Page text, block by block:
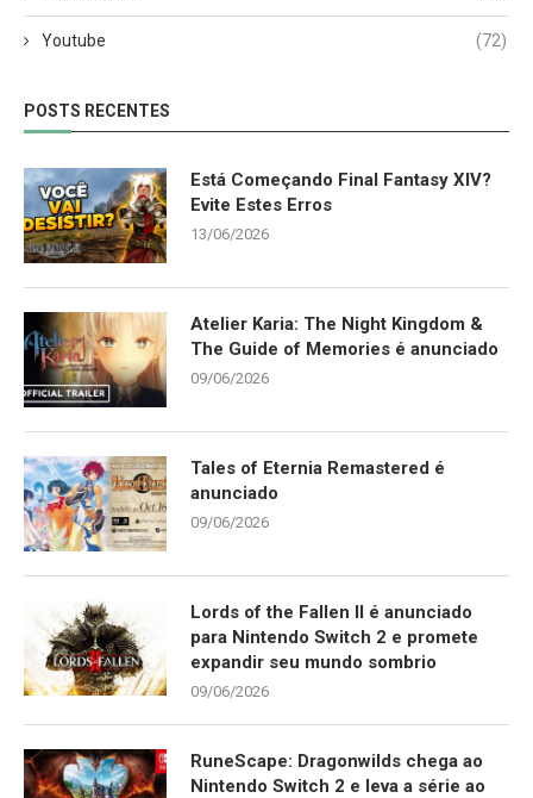
Youtube (72)
POSTS RECENTES
Está Começando Final Fantasy XIV?
Evite Estes Erros
13/06/2026
Atelier Karia: The Night Kingdom &
The Guide of Memories é anunciado
09/06/2026
Tales of Eternia Remastered é
anunciado
09/06/2026
Lords of the Fallen II é anunciado
para Nintendo Switch 2 e promete
expandir seu mundo sombrio
09/06/2026
RuneScape: Dragonwilds chega ao
Nintendo Switch 2 e leva a série ao